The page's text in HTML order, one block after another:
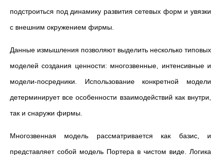
подстроиться под динамику развития сетевых форм и увязки
с внешним окружением фирмы.
Данные измышления позволяют выделить несколько типовых
моделей создания ценности: многозвенные, интенсивные и
модели-посредники. Использование конкретной модели
детерминирует все особенности взаимодействий как внутри,
так и снаружи фирмы.
Многозвенная модель рассматривается как базис, и
представляет собой модель Портера в чистом виде. Логика